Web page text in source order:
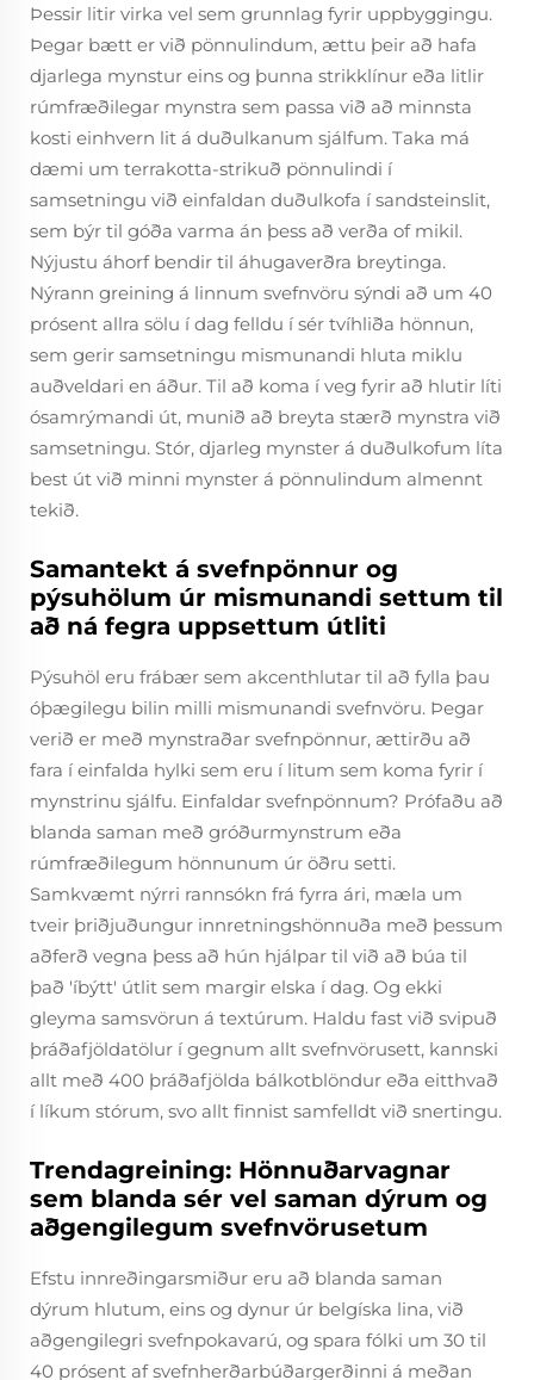
Þessir litir virka vel sem grunnlag fyrir uppbyggingu.
Þegar bætt er við pönnulindum, ættu þeir að hafa
djarlega mynstur eins og þunna strikklínur eða litlir
rúmfræðilegar mynstra sem passa við að minnsta
kosti einhvern lit á duðulkanum sjálfum. Taka má
dæmi um terrakotta-strikuð pönnulindi í
samsetningu við einfaldan duðulkofa í sandsteinslit,
sem býr til góða varma án þess að verða of mikil.
Nýjustu áhorf bendir til áhugaverðra breytinga.
Nýrann greining á linnum svefnvöru sýndi að um 40
prósent allra sölu í dag felldu í sér tvíhliða hönnun,
sem gerir samsetningu mismunandi hluta miklu
auðveldari en áður. Til að koma í veg fyrir að hlutir líti
ósamrýmandi út, munið að breyta stærð mynstra við
samsetningu. Stór, djarleg mynster á duðulkofum líta
best út við minni mynster á pönnulindum almennt
tekið.
Samantekt á svefnpönnur og
pýsuhölum úr mismunandi settum til
að ná fegra uppsettum útliti
Pýsuhöl eru frábær sem akcenthlutar til að fylla þau
óþægilegu bilin milli mismunandi svefnvöru. Þegar
verið er með mynstraðar svefnpönnur, ættirðu að
fara í einfalda hylki sem eru í litum sem koma fyrir í
mynstrinu sjálfu. Einfaldar svefnpönnum? Prófaðu að
blanda saman með gróðurmynstrum eða
rúmfræðilegum hönnunum úr öðru setti.
Samkvæmt nýrri rannsókn frá fyrra ári, mæla um
tveir þriðjuðungur innretningshönnuða með þessum
aðferð vegna þess að hún hjálpar til við að búa til
það 'íbýtt' útlit sem margir elska í dag. Og ekki
gleyma samsvörun á textúrum. Haldu fast við svipuð
þráðafjöldatölur í gegnum allt svefnvörusett, kannski
allt með 400 þráðafjölda bálkotblöndur eða eitthvað
í líkum stórum, svo allt finnist samfelldt við snertingu.
Trendagreining: Hönnuðarvagnar
sem blanda sér vel saman dýrum og
aðgengilegum svefnvörusetum
Efstu innreðingarsmiður eru að blanda saman
dýrum hlutum, eins og dynur úr belgíska lina, við
aðgengilegri svefnpokavarú, og spara fólki um 30 til
40 prósent af svefnherðarbúðargerðinni á meðan